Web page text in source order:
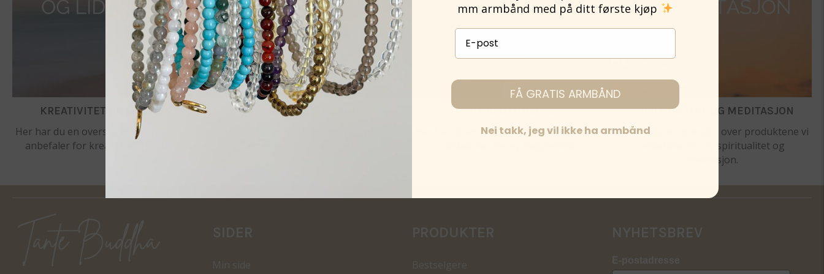
KREATIVITET OG LIDENSKAP
Her har du en oversikt over produktene vi
anbefaler for kreativitet og lidenskap.
MANIFESTASJON
NY BEGYNNELSE
Her har du en oversikt over produktene vi
SPIRITUALITET OG MEDITASJON
Her har du en oversikt over produktene vi
anbefaler for ny spiritualitet og
meditasjon.
SIDER
Min side
PRODUKTER
Bestselgere
NYHETSBREV
E-postadresse
mm armbånd med på ditt første kjøp
E-post påmelding
FÅ GRATIS ARMBÅND
Nei takk, jeg vil ikke ha armbånd